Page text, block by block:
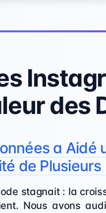
des
a Aidé
de Plusieurs
stagnait : la
Nous avons